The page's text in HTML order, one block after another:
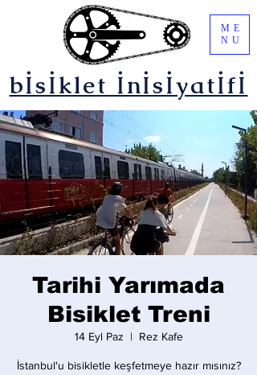
bİsİklet İnİsİyatİfİ
ME
NU
Tarihi Yarımada
Bisiklet Treni
14 Eyl Paz
  |
Rez Kafe
İstanbul'u bisikletle keşfetmeye hazır mısınız?